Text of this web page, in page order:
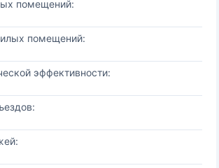
помещений:
помещений:
эффективности: